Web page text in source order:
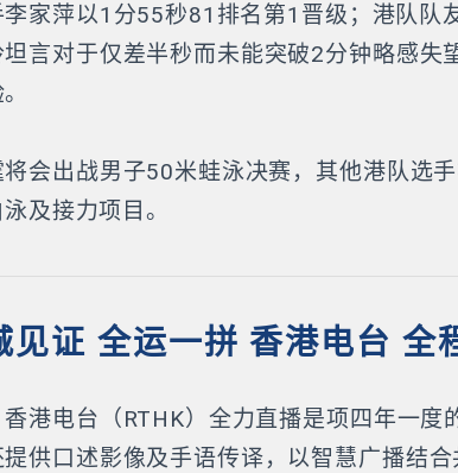
家萍以1分55秒81排名第1晋级；港队队
言对于仅差半秒而未能突破2分钟略感失
会出战男子50米蛙泳决赛，其他港队选
及接力项目。
见证 全运一拼 香港电台 全
港电台（RTHK）全力直播是项四年一度
供口述影像及手语传译，以智慧广播结